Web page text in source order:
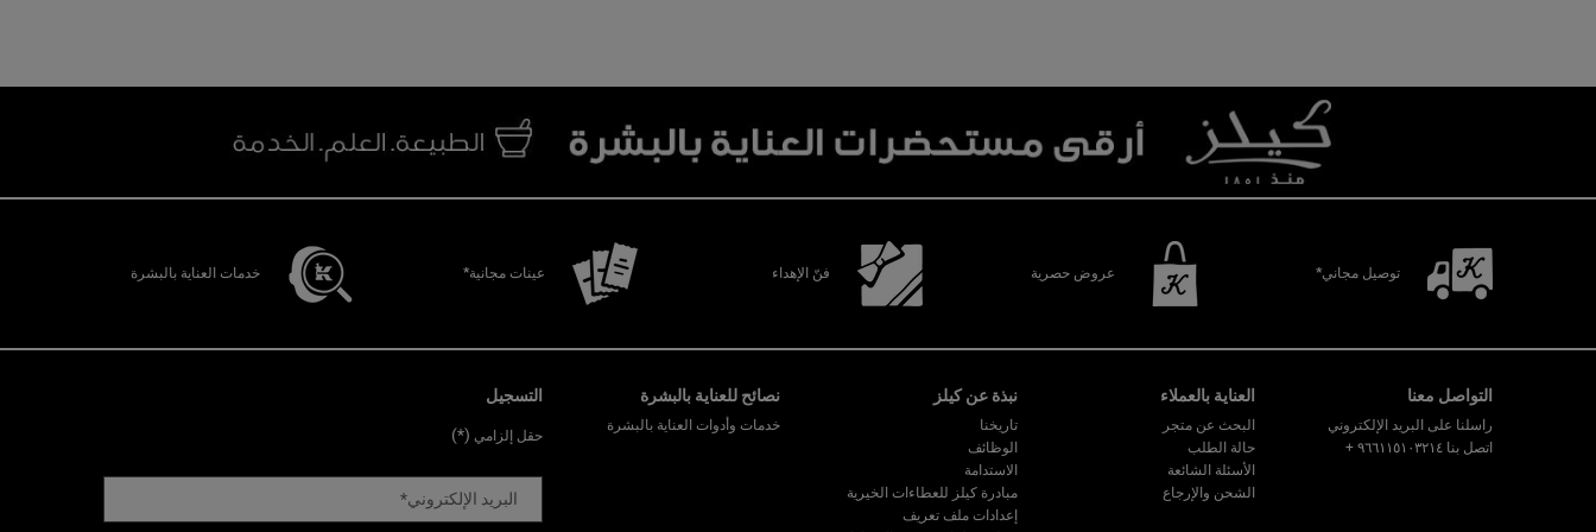
توصيل مجاني* عروض حصرية فنّ الإهداء عينات مجانية* خدمات العناية بالبشرة
التواصل معنا
راسلنا على البريد الإلكتروني
اتصل بنا ٩٦٦١١٥١٠٣٢١٤
+
العناية بالعملاء
البحث عن متجر
حالة الطلب
الأسئلة الشائعة
الشحن والإرجاع
نبذة عن كيلز
تاريخنا
الوظائف
الاستدامة
مبادرة كيلز للعطاءات الخيرية
إعدادات ملف تعريف
نصائح للعناية بالبشرة
خدمات وأدوات العناية بالبشرة
التسجيل
حقل إلزامي (*)
البريد الإلكتروني*